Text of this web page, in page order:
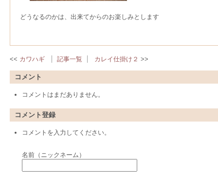
どうなるのかは、出来てからのお楽しみとします
カワハギ 記事一覧 カレイ仕掛け２
コメント
コメントはまだありません。
コメント登録
コメントを入力してください。
名前（ニックネーム）